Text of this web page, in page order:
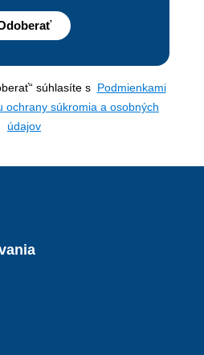
súhlasíte s Podmienkami
ochrany súkromia a osobných
údajov